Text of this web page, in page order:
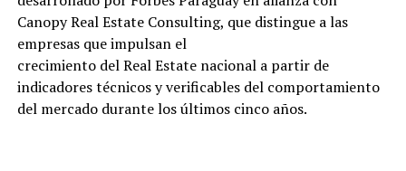
Canopy Real Estate Consulting, que distingue a las
empresas que impulsan el
crecimiento del Real Estate nacional a partir de
indicadores técnicos y verificables del comportamiento
del mercado durante los últimos cinco años.